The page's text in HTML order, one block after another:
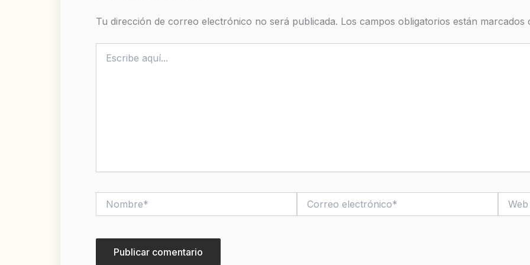
Tu dirección de correo electrónico no será publicada. Los campos obligatorios están marcados
aquí...
electrónico*